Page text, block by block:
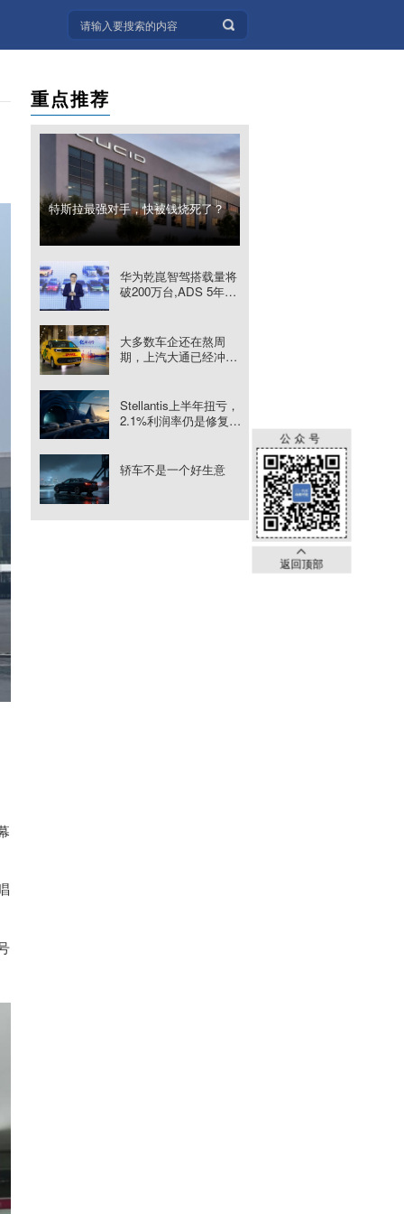
公众号
返回顶部
重点推荐
特斯拉最强对手，快被钱烧死了？
华为乾崑智驾搭载量将
破200万台,ADS 5年内
大多数车企还在熬周
期，上汽大通已经冲出
Stellantis上半年扭亏，
2.1%利润率仍是修复起
轿车不是一个好生意